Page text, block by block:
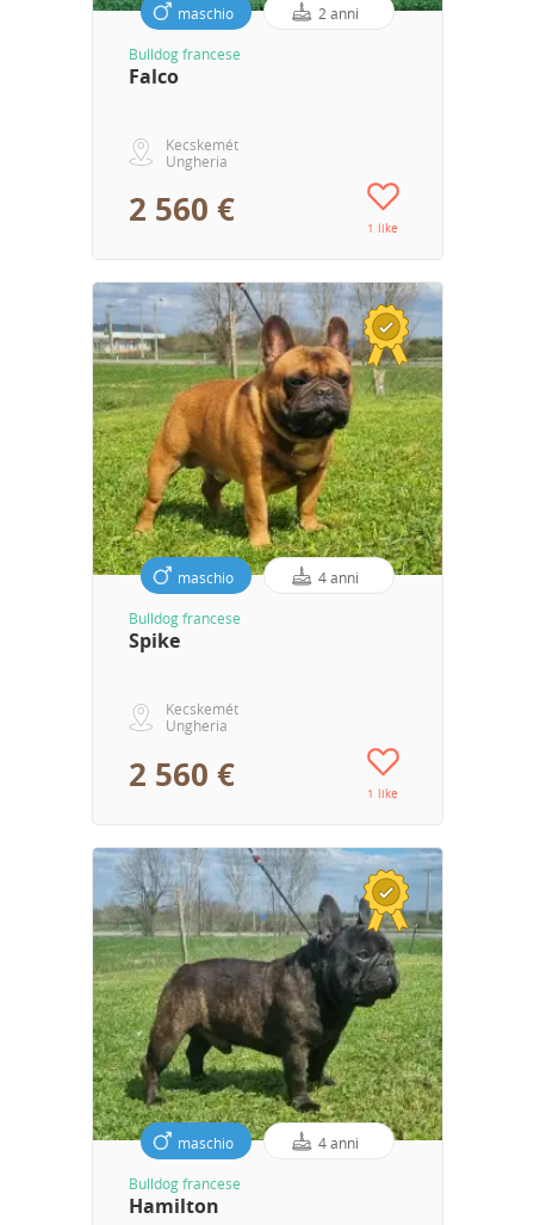
maschio 2 anni
Bulldog francese
Falco
Kecskemét
Ungheria
2 560 € 1 like
maschio 4 anni
Bulldog francese
Spike
Kecskemét
Ungheria
2 560 € 1 like
maschio 4 anni
Bulldog francese
Hamilton